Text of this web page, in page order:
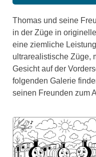
Thomas und seine
in der Züge in
eine ziemliche
ultrarealistische Züge,
Gesicht auf der
folgenden Galerie
seinen Freunden zum